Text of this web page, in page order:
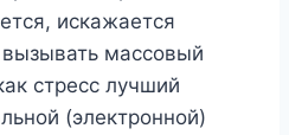
искажается
массовый
стресс лучший
(электронной)